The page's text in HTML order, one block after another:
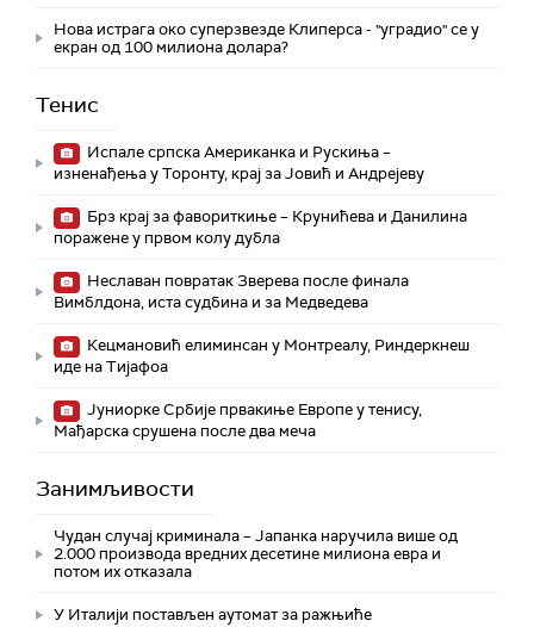
Нова истрага око суперзвезде Клиперса - "уградио" се у
екран од 100 милиона долара?
Тенис
Испале српска Американка и Рускиња –
изненађења у Торонту, крај за Јовић и Андрејеву
Брз крај за фавориткиње – Крунићева и Данилина
поражене у првом колу дубла
Неславан повратак Зверева после финала
Вимблдона, иста судбина и за Медведева
Кецмановић елиминсан у Монтреалу, Риндеркнеш
иде на Тијафоа
Јуниорке Србије првакиње Европе у тенису,
Мађарска срушена после два меча
Занимљивости
Чудан случај криминала – Јапанка наручила више од
2.000 производа вредних десетине милиона евра и
потом их отказала
У Италији постављен аутомат за ражњиће